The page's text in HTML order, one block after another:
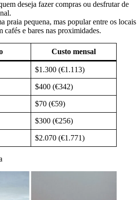
deseja fazer compras ou desfrutar de
praia pequena, mas popular entre os locais
cafés e bares nas proximidades.
Custo mensal
$1.300 (€1.113)
$400 (€342)
$70 (€59)
$300 (€256)
$2.070 (€1.771)